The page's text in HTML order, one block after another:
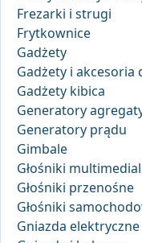
Frezarki i strugi
Frytkownice
Gadżety
Gadżety i
Gadżety kibica
Generatory
Generatory prądu
Gimbale
Głośniki
Głośniki przenośne
Głośniki
Gniazda elektryczne